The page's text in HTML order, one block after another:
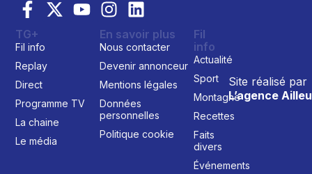
Site réalisé par
L’agence
TG+
Fil info
Replay
Direct
Programme TV
La chaine
Le média
En savoir plus
Nous contacter
Devenir annonceur
Mentions légales
Données
personnelles
Politique cookie
Fil
info
Actualité
Sport
Montagne
Recettes
Faits
divers
Événements